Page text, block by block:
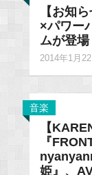
【お知
×パワー
ムが登場
2014年1月
音楽
【
『
姫』、